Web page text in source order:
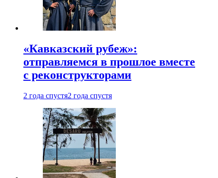
«Кавказский рубеж»:
отправляемся в прошлое вместе
с реконструкторами
2 года спустя2 года спустя